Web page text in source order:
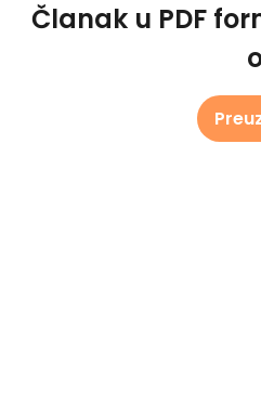
Članak u PDF